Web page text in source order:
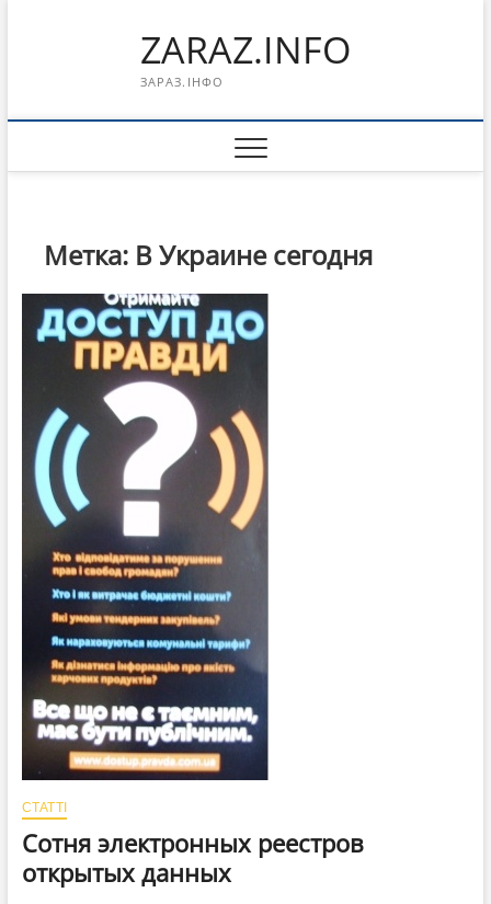
ZARAZ.INFO
ЗАРАЗ.ІНФО
Метка: В Украине сегодня
СТАТТІ
Сотня электронных реестров
открытых данных